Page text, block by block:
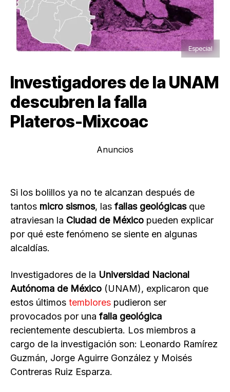
Especial
Investigadores de la UNAM
descubren la falla
Plateros-Mixcoac
Anuncios
Si los bolillos ya no te alcanzan después de
tantos micro sismos, las fallas geológicasque
atraviesan la Ciudad de México pueden explicar
por qué este fenómeno se siente en algunas
alcaldías.
Investigadores de la Universidad Nacional
Autónoma de México (UNAM), explicaron que
estos últimos temblores pudieron ser
provocados por una falla geológica
recientemente descubierta. Los miembros a
cargo de la investigación son: Leonardo Ramírez
Guzmán, Jorge Aguirre González y Moisés
Contreras Ruiz Esparza.